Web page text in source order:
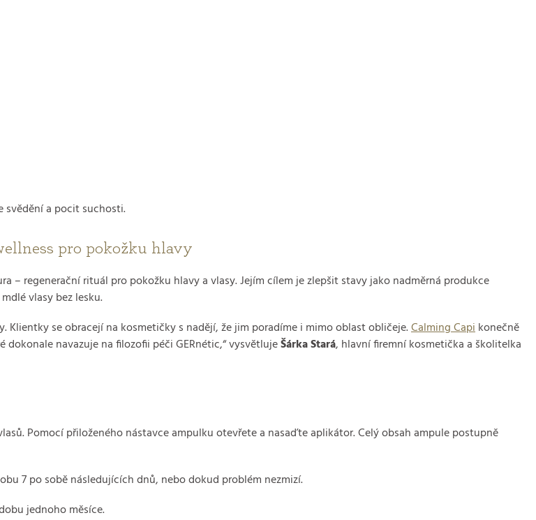
svědění a pocit suchosti.
pro pokožku hlavy
– regenerační rituál pro pokožku hlavy a vlasy. Jejím cílem je zlepšit stavy jako nadměrná produkce
vlasy bez lesku.
se obracejí na kosmetičky s nadějí, že jim poradíme i mimo oblast obličeje.Calming Capikonečně
navazuje na filozofii péči GERnétic,“ vysvětlujeŠárka Stará, hlavní firemní kosmetička a školitelka
Pomocí přiloženého nástavce ampulku otevřete a nasaďte aplikátor. Celý obsah ampule postupně
7 po sobě následujících dnů, nebo dokud problém nezmizí.
jednoho měsíce.